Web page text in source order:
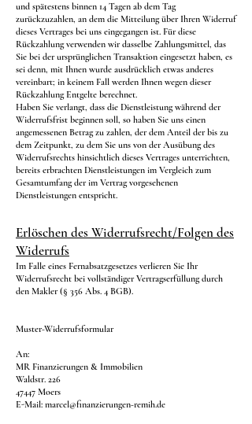
und spätestens binnen 14 Tagen ab dem Tag
zurückzuzahlen, an dem die Mitteilung über Ihren Widerruf
dieses Vertrages bei uns eingegangen ist. Für diese
Rückzahlung verwenden wir dasselbe Zahlungsmittel, das
Sie bei der ursprünglichen Transaktion eingesetzt haben, es
sei denn, mit Ihnen wurde ausdrücklich etwas anderes
vereinbart; in keinem Fall werden Ihnen wegen dieser
Rückzahlung Entgelte berechnet.
Haben Sie verlangt, dass die Dienstleistung während der
Widerrufsfrist beginnen soll, so haben Sie uns einen
angemessenen Betrag zu zahlen, der dem Anteil der bis zu
dem Zeitpunkt, zu dem Sie uns von der Ausübung des
Widerrufsrechts hinsichtlich dieses Vertrages unterrichten,
bereits erbrachten Dienstleistungen im Vergleich zum
Gesamtumfang der im Vertrag vorgesehenen
Dienstleistungen entspricht.
Erlöschen des Widerrufsrecht/Folgen des
Widerrufs
Im Falle eines Fernabsatzgesetzes verlieren Sie Ihr
Widerrufsrecht bei vollständiger Vertragserfüllung durch
den Makler (§ 356 Abs. 4 BGB).
Muster-Widerrufsformular
An:
MR Finanzierungen & Immobilien
Waldstr. 226
47447 Moers
E-Mail: marcel@finanzierungen-remih.de